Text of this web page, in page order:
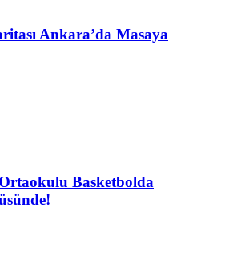
Ankara’da Masaya
Basketbolda